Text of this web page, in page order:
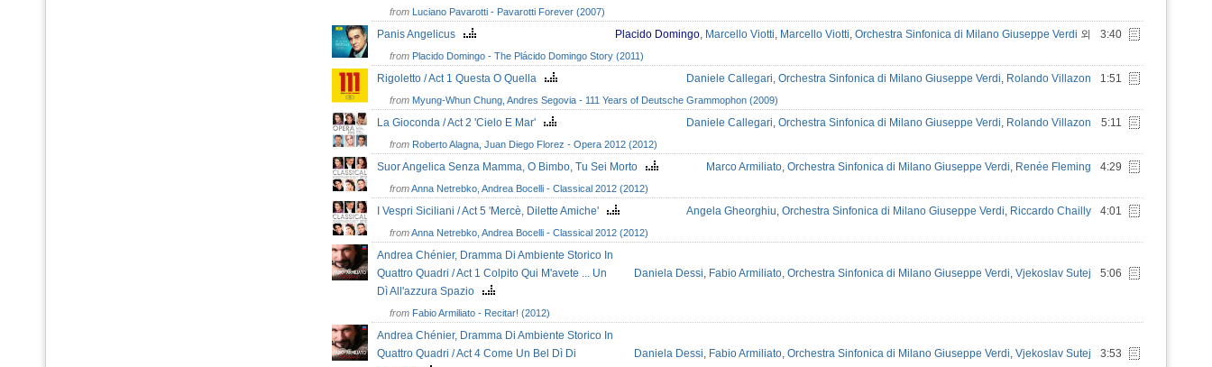
from Luciano Pavarotti - Pavarotti Forever (2007)
Panis Angelicus Placido Domingo, Marcello Viotti, Marcello Viotti, Orchestra Sinfonica di Milano Giuseppe Verdi 외 3:40
from Placido Domingo - The Plácido Domingo Story (2011)
Rigoletto / Act 1 Questa O Quella Daniele Callegari, Orchestra Sinfonica di Milano Giuseppe Verdi, Rolando Villazon 1:51
from Myung-Whun Chung, Andres Segovia - 111 Years of Deutsche Grammophon (2009)
La Gioconda / Act 2 'Cielo E Mar' Daniele Callegari, Orchestra Sinfonica di Milano Giuseppe Verdi, Rolando Villazon 5:11
from Roberto Alagna, Juan Diego Florez - Opera 2012 (2012)
Suor Angelica Senza Mamma, O Bimbo, Tu Sei Morto Marco Armiliato, Orchestra Sinfonica di Milano Giuseppe Verdi, Renée Fleming 4:29
fromAnna Netrebko, Andrea Bocelli - Classical 2012 (2012)
I Vespri Siciliani / Act 5 'Mercè, Dilette Amiche' Angela Gheorghiu, Orchestra Sinfonica di Milano Giuseppe Verdi, Riccardo Chailly 4:01
fromAnna Netrebko, Andrea Bocelli - Classical 2012 (2012)
Andrea Chénier, Dramma Di Ambiente Storico In
Quattro Quadri / Act 1 Colpito Qui M'avete ... Un
Dì All'azzura Spazio
Daniela Dessi, Fabio Armiliato, Orchestra Sinfonica di Milano Giuseppe Verdi, Vjekoslav Sutej 5:06
from Fabio Armiliato - Recitar! (2012)
Andrea Chénier, Dramma Di Ambiente Storico In
Quattro Quadri / Act 4 Come Un Bel Dì Di
Daniela Dessi, Fabio Armiliato, Orchestra Sinfonica di Milano Giuseppe Verdi, Vjekoslav Sutej 3:53